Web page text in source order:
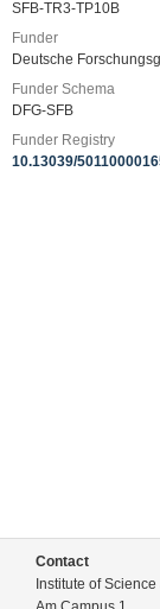
SFB-TR3-TP10B
Funder
Deutsche
Funder Schema
DFG-SFB
Funder Registry
10.13039/
Contact
Institute of